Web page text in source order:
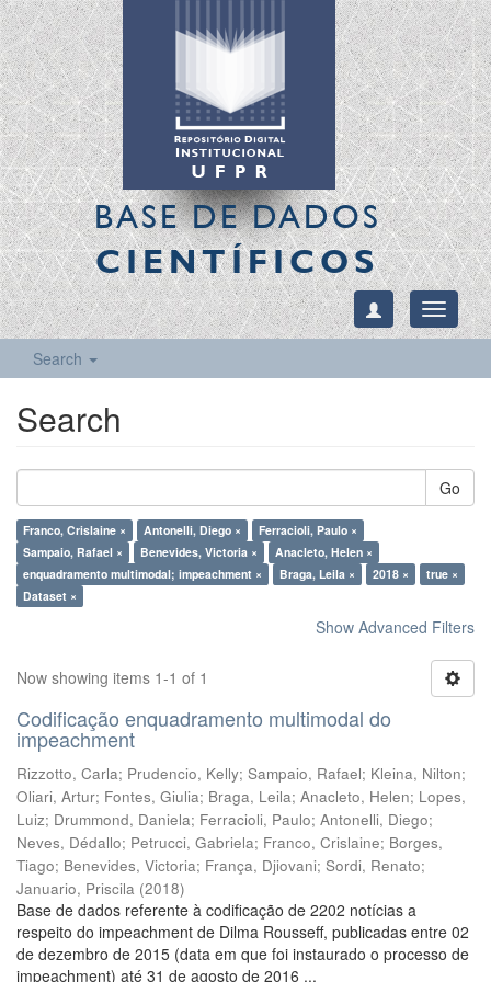
BASE DE DADOS
CIENTÍFICOS
Toggle
Search
Search
Go
Franco, Crislaine × Antonelli, Diego ×
Ferracioli, Paulo ×
Sampaio, Rafael ×
Benevides, Victoria ×
Anacleto, Helen ×
enquadramento multimodal; impeachment ×
Braga, Leila × 2018 ×
true ×
Dataset ×
Show Advanced Filters
Now showing items 1-1 of 1
Codificação enquadramento multimodal do
impeachment
Rizzotto, Carla; Prudencio, Kelly; Sampaio, Rafael; Kleina, Nilton;
Oliari, Artur; Fontes, Giulia; Braga, Leila; Anacleto, Helen; Lopes,
Luiz; Drummond, Daniela; Ferracioli, Paulo; Antonelli, Diego;
Neves, Dédallo; Petrucci, Gabriela; Franco, Crislaine; Borges,
Tiago; Benevides, Victoria; França, Djiovani; Sordi, Renato;
Januario, Priscila (2018)
Base de dados referente à codificação de 2202 notícias a
respeito do impeachment de Dilma Rousseff, publicadas entre 02
de dezembro de 2015 (data em que foi instaurado o processo de
impeachment) até 31 de agosto de 2016 ...